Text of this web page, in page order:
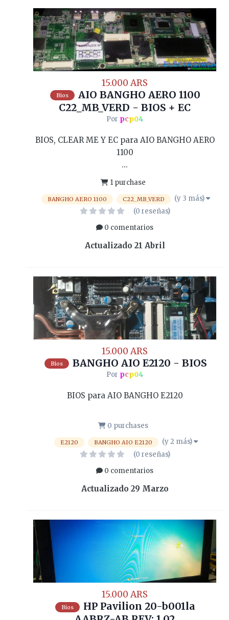
15.000 ARS
Bios
AIO BANGHO AERO 1100
C22_MB_VERD - BIOS + EC
Por pcp04
BIOS, CLEAR ME Y EC para AIO BANGHO AERO
1100
...
1 purchase
BANGHO AERO 1100 C22_MB_VERD
(y 3 más)
(0 reseñas)
0 comentarios
Actualizado 21 Abril
15.000 ARS
Bios BANGHO AIO E2120 - BIOS
Por pcp04
BIOS para AIO BANGHO E2120
0 purchases
E2120 BANGHO AIO E2120
(y 2 más)
(0 reseñas)
0 comentarios
Actualizado 29 Marzo
15.000 ARS
Bios
HP Pavilion 20-b001la